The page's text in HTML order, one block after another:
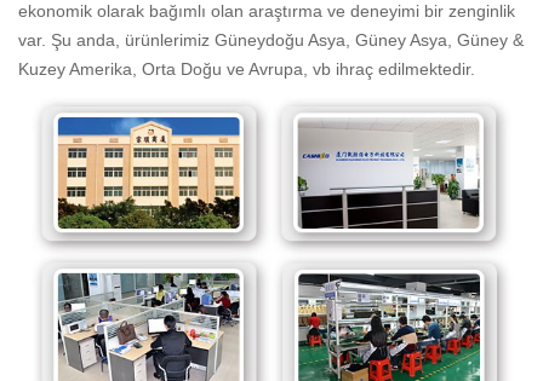
ekonomik olarak bağımlı olan araştırma ve deneyimi bir zenginlik
var. Şu anda, ürünlerimiz Güneydoğu Asya, Güney Asya, Güney &
Kuzey Amerika, Orta Doğu ve Avrupa, vb ihraç edilmektedir.